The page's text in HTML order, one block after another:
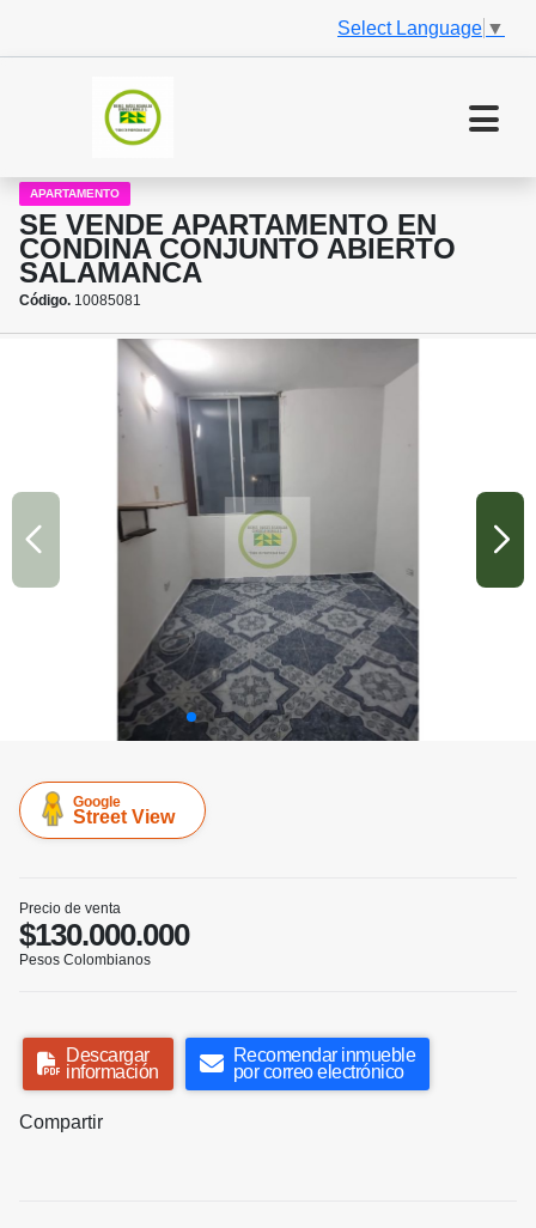
Select Language ▼
APARTAMENTO
SE VENDE APARTAMENTO EN
CONDINA CONJUNTO ABIERTO
SALAMANCA
Código. 10085081
Google
Street View
Precio de venta
$130.000.000
Pesos Colombianos
Descargar
información
Recomendar inmueble
por correo electrónico
Compartir